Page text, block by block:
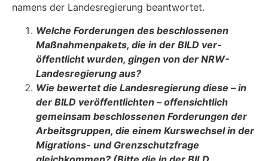
namens der Landesregierung beantwor­tet.
Welche Forderungen des beschlossenen
Maßnahmenpakets, die in der BILD ver­
öffentlicht wurden, gingen von der NRW-
Landesregierung aus?
Wie bewertet die Landesregierung diese – in
der BILD veröffentlichten – offen­sichtlich
gemeinsam beschlossenen Forderungen der
Arbeitsgruppen, die einem Kurswechsel in der
Migrations- und Grenzschutzfrage